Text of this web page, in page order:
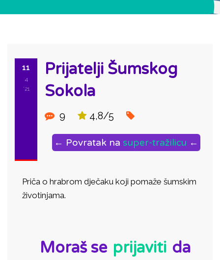
11
4
'21
Prijatelji Šumskog
Sokola
9 4,8/5
← Povratak na super-tražilicu ←
Priča o hrabrom dječaku koji pomaže šumskim
životinjama.
Moraš se prijaviti da